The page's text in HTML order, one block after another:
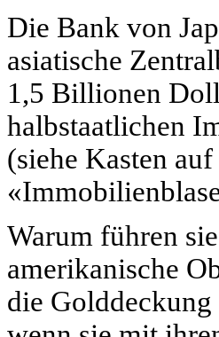
Die Bank von
asiatische
1,5 Billionen
halbstaatlichen
(siehe Kasten
Warum führen
amerikanische
die